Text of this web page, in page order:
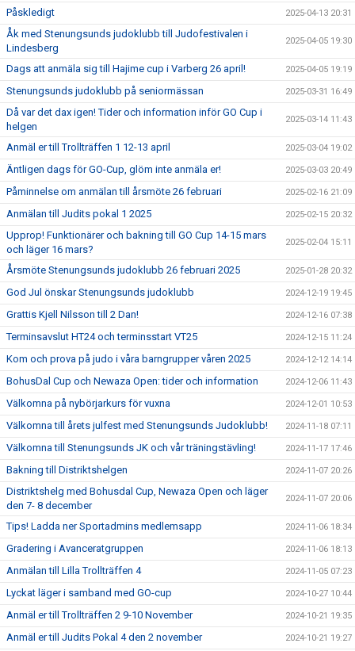
Påskledigt 2025-04-13 20:31
Åk med Stenungsunds judoklubb till Judofestivalen i
Lindesberg
2025-04-05 19:30
Dags att anmäla sig till Hajime cup i Varberg 26 april! 2025-04-05 19:19
Stenungsunds judoklubb på seniormässan 2025-03-31 16:49
Då var det dax igen! Tider och information inför GO Cup i
helgen
2025-03-14 11:43
Anmäl er till Trollträffen 1 12-13 april 2025-03-04 19:02
Äntligen dags för GO-Cup, glöm inte anmäla er! 2025-03-03 20:49
Påminnelse om anmälan till årsmöte 26 februari 2025-02-16 21:09
Anmälan till Judits pokal 1 2025 2025-02-15 20:32
Upprop! Funktionärer och bakning till GO Cup 14-15 mars
och läger 16 mars?
2025-02-04 15:11
Årsmöte Stenungsunds judoklubb 26 februari 2025 2025-01-28 20:32
God Jul önskar Stenungsunds judoklubb 2024-12-19 19:45
Grattis Kjell Nilsson till 2 Dan! 2024-12-16 07:38
Terminsavslut HT24 och terminsstart VT25 2024-12-15 11:24
Kom och prova på judo i våra barngrupper våren 2025 2024-12-12 14:14
BohusDal Cup och Newaza Open: tider och information 2024-12-06 11:43
Välkomna på nybörjarkurs för vuxna 2024-12-01 10:53
Välkomna till årets julfest med Stenungsunds Judoklubb! 2024-11-18 07:11
Välkomna till Stenungsunds JK och vår träningstävling! 2024-11-17 17:46
Bakning till Distriktshelgen 2024-11-07 20:26
Distriktshelg med Bohusdal Cup, Newaza Open och läger
den 7- 8 december
2024-11-07 20:06
Tips! Ladda ner Sportadmins medlemsapp 2024-11-06 18:34
Gradering i Avanceratgruppen 2024-11-06 18:13
Anmälan till Lilla Trollträffen 4 2024-11-05 07:23
Lyckat läger i samband med GO-cup 2024-10-27 10:44
Anmäl er till Trollträffen 2 9-10 November 2024-10-21 19:35
Anmäl er till Judits Pokal 4 den 2 november 2024-10-21 19:27